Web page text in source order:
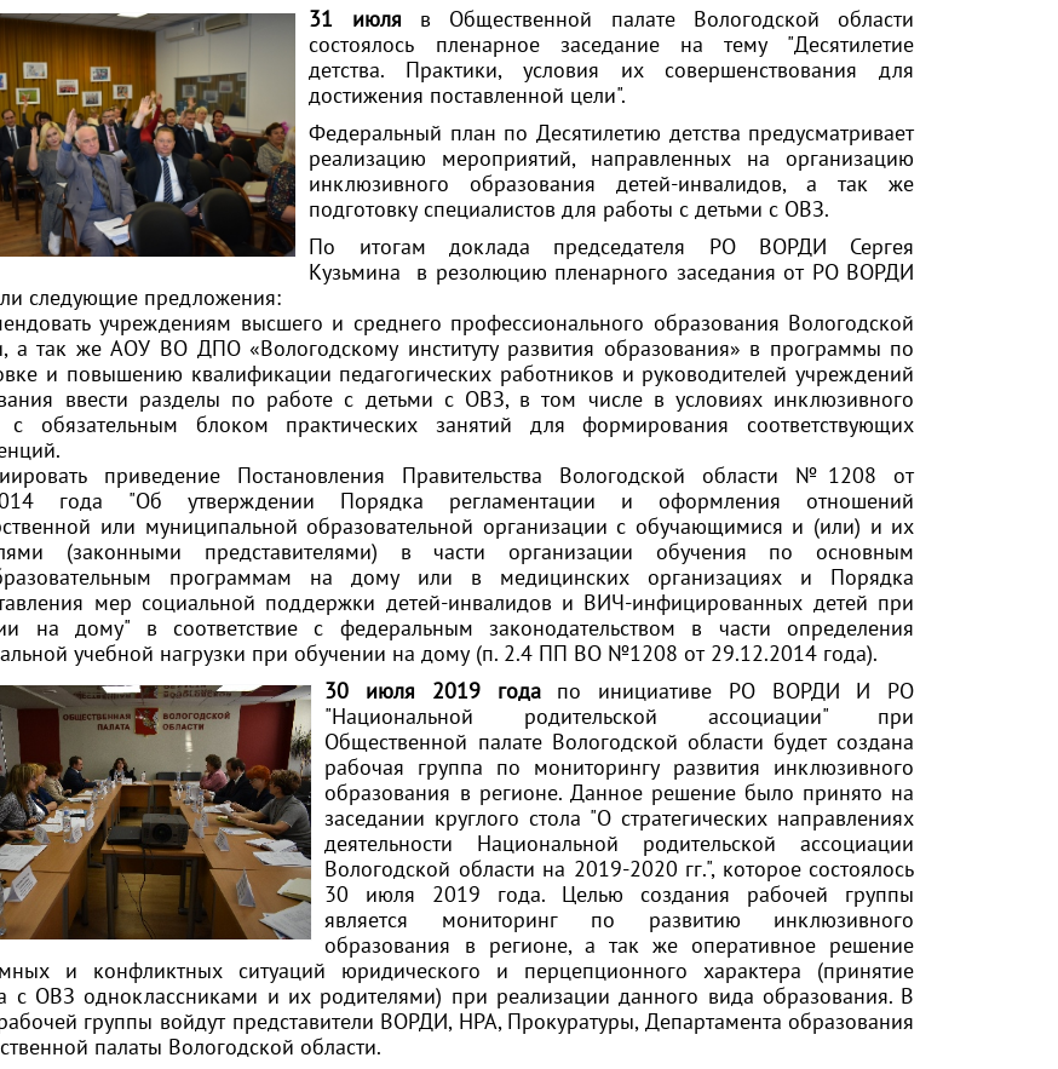
31 июля в Общественной палате Вологодской области
состоялось пленарное заседание на тему "Десятилетие
детства. Практики, условия их совершенствования для
достижения поставленной цели".
Федеральный план по Десятилетию детства предусматривает
реализацию мероприятий, направленных на организацию
инклюзивного образования детей-инвалидов, а так же
подготовку специалистов для работы с детьми с ОВЗ.
По итогам доклада председателя РО ВОРДИ Сергея
Кузьмина в резолюцию пленарного заседания от РО ВОРДИ
следующие предложения:
учреждениям высшего и среднего профессионального образования Вологодской
а так же АОУ ВО ДПО «Вологодскому институту развития образования» в программы по
и повышению квалификации педагогических работников и руководителей учреждений
ввести разделы по работе с детьми с ОВЗ, в том числе в условиях инклюзивного
с обязательным блоком практических занятий для формирования соответствующих
приведение Постановления Правительства Вологодской области №1208 от
года "Об утверждении Порядка регламентации и оформления отношений
или муниципальной образовательной организации с обучающимися и (или) и их
(законными представителями) в части организации обучения по основным
программам на дому или в медицинских организациях и Порядка
мер социальной поддержки детей-инвалидов и ВИЧ-инфицированных детей при
на дому" в соответствие с федеральным законодательством в части определения
учебной нагрузки при обучении на дому (п. 2.4 ПП ВО №1208 от 29.12.2014 года).
30 июля 2019 годапо инициативе РО ВОРДИ И РО
"Национальной родительской ассоциации" при
Общественной палате Вологодской области будет создана
рабочая группа по мониторингу развития инклюзивного
образования в регионе. Данное решение было принято на
заседании круглого стола "О стратегических направлениях
деятельности Национальной родительской ассоциации
Вологодской области на 2019-2020 гг.", которое состоялось
30 июля 2019 года. Целью создания рабочей группы
является мониторинг по развитию инклюзивного
образования в регионе, а так же оперативное решение
и конфликтных ситуаций юридического и перцепционного характера (принятие
с ОВЗ одноклассниками и их родителями) при реализации данного вида образования. В
группы войдут представители ВОРДИ, НРА, Прокуратуры, Департамента образования
палаты Вологодской области.